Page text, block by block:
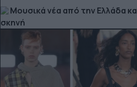
Μουσικά νέα από την Ελλάδα
σκηνή